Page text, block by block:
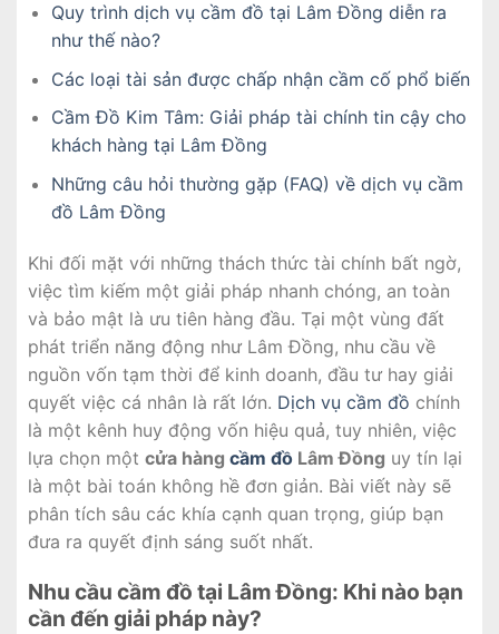
Quy trình dịch vụ cầm đồ tại Lâm Đồng diễn ra
như thế nào?
Các loại tài sản được chấp nhận cầm cố phổ biến
Cầm Đồ Kim Tâm: Giải pháp tài chính tin cậy cho
khách hàng tại Lâm Đồng
Những câu hỏi thường gặp (FAQ) về dịch vụ cầm
đồ Lâm Đồng
Khi đối mặt với những thách thức tài chính bất ngờ,
việc tìm kiếm một giải pháp nhanh chóng, an toàn
và bảo mật là ưu tiên hàng đầu. Tại một vùng đất
phát triển năng động như Lâm Đồng, nhu cầu về
nguồn vốn tạm thời để kinh doanh, đầu tư hay giải
quyết việc cá nhân là rất lớn. Dịch vụ cầm đồ chính
là một kênh huy động vốn hiệu quả, tuy nhiên, việc
lựa chọn một cửa hàng cầm đồ Lâm Đồng uy tín lại
là một bài toán không hề đơn giản. Bài viết này sẽ
phân tích sâu các khía cạnh quan trọng, giúp bạn
đưa ra quyết định sáng suốt nhất.
Nhu cầu cầm đồ tại Lâm Đồng: Khi nào bạn
cần đến giải pháp này?